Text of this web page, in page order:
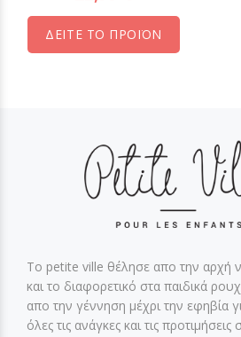
ΔΕΙΤΕ ΤΟ ΠΡΟΪΟΝ
Το petite ville θέλησε απο την αρχή
και το διαφορετικό στα παιδικά
απο την γέννηση μέχρι την εφηβία
όλες τις ανάγκες και τις προτιμήσεις